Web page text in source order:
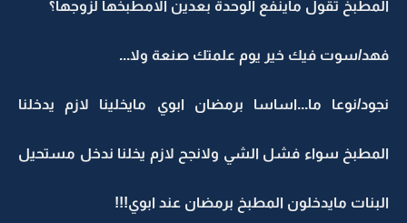
المطبخ تقول ماينفع الوحدة بعدين الامطبخها لزوجها؟
فهد/سوت فيك خير يوم علمتك صنعة ولا...
نجود/نوعا ما...اساسا برمضان ابوي مايخلينا لازم يدخلنا
المطبخ سواء فشل الشي ولانجح لازم يخلنا ندخل مستحيل
البنات مايدخلون المطبخ برمضان عند ابوي!!!